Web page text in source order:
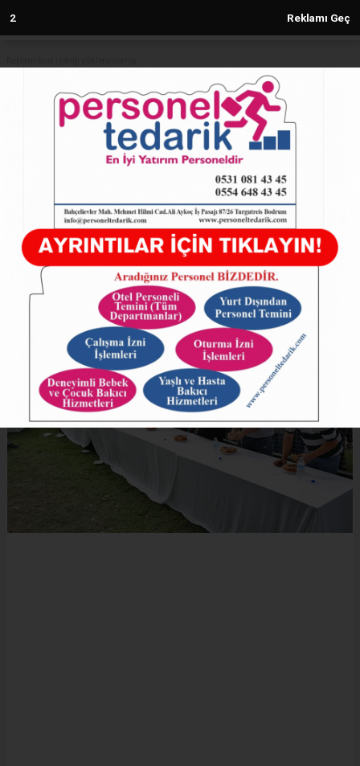
1 Reklamı Geç
Anasayfa
Bursa'da en çok yiyenlerin
kazandığı festival
14.09.2024 - 17:04, Güncelleme: 14.09.2024 - 17:04
5275+ kez okundu.
ABONE OL